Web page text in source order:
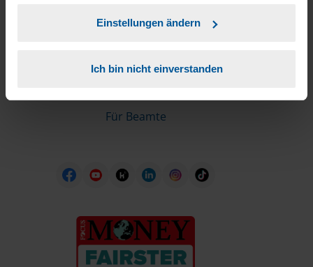
Einstellungen ändern
Ich bin nicht einverstanden
Die erste Steuererklärung
Für Azubis
Für Beamte